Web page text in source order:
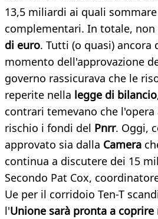
13,5 miliardi ai quali
complementari. In totale, non
di euro. Tutti (o quasi) ancora
momento dell'approvazione
governo rassicurava che le
reperite nella legge di bilancio
contrari temevano che l'opera
rischio i fondi del Pnrr. Oggi,
approvato sia dalla Camera
continua a discutere dei 15
Secondo Pat Cox,
Ue per il corridoio Ten-T
l'Unione sarà pronta a coprire